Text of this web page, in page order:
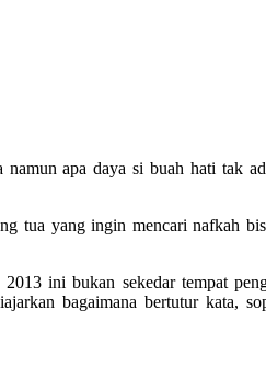
apa daya si buah hati tak
tua yang ingin mencari nafkah
ini bukan sekedar tempat
bagaimana bertutur kata,